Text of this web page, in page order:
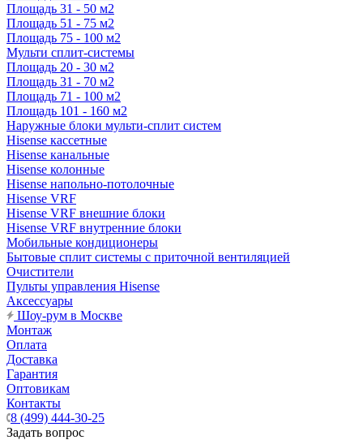
Площадь 31 - 50 м2
Площадь 51 - 75 м2
Площадь 75 - 100 м2
Мульти сплит-системы
Площадь 20 - 30 м2
Площадь 31 - 70 м2
Площадь 71 - 100 м2
Площадь 101 - 160 м2
Наружные блоки мульти-сплит систем
Hisense кассетные
Hisense канальные
Hisense колонные
Hisense напольно-потолочные
Hisense VRF
Hisense VRF внешние блоки
Hisense VRF внутренние блоки
Мобильные кондиционеры
Бытовые сплит системы с приточной вентиляцией
Очистители
Пульты управления Hisense
Аксессуары
Шоу-рум в Москве
Монтаж
Оплата
Доставка
Гарантия
Оптовикам
Контакты
8 (499) 444-30-25
Задать вопрос